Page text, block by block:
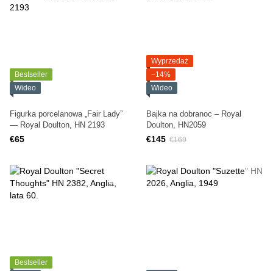
Bestseller
Wideo
Figurka porcelanowa „Fair Lady”
— Royal Doulton, HN 2193
€65
Wyprzedaż
−14%
Wideo
Bajka na dobranoc – Royal
Doulton, HN2059
€145 €169
Bestseller